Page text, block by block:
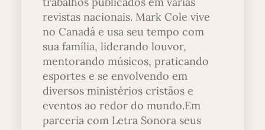
revistas nacionais. Mark Cole vive
no Canadá e usa seu tempo com
sua família, liderando louvor,
mentorando músicos, praticando
esportes e se envolvendo em
diversos ministérios cristãos e
eventos ao redor do mundo.Em
parceria com Letra Sonora seus